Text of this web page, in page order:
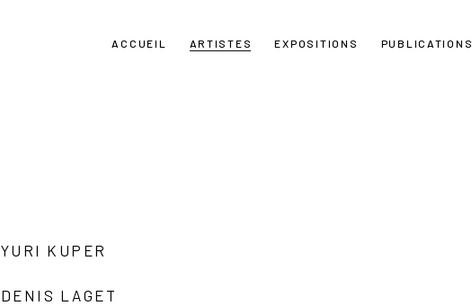
ACCUEIL ARTISTES EXPOSITIONS PUBLICATIONS
YURI KUPER
DENIS LAGET